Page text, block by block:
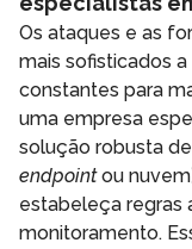
Os ataques e as
mais sofisticados
constantes para
uma empresa
solução robusta
endpointou
estabeleça regras
monitoramento.